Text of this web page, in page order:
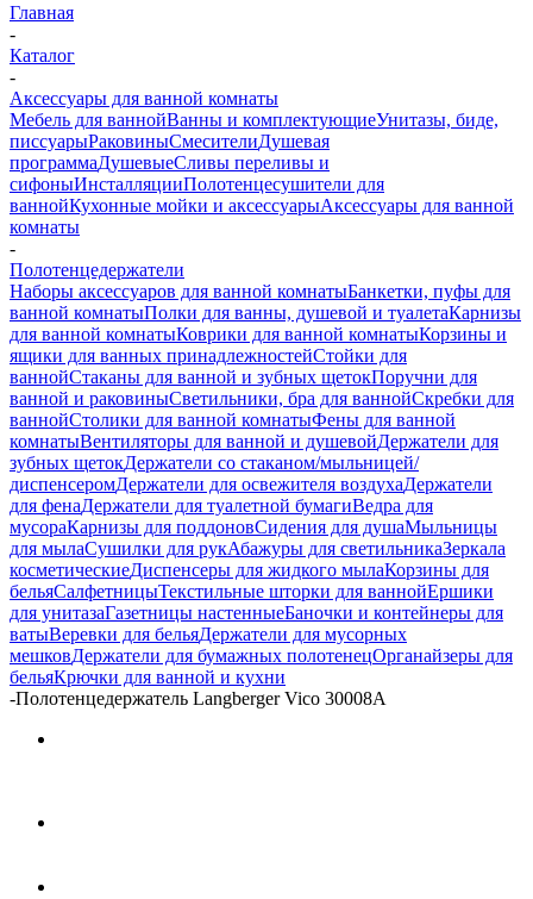
Главная
-
Каталог
-
Аксессуары для ванной комнаты
Мебель для ваннойВанны и комплектующиеУнитазы, биде,
писсуарыРаковиныСмесителиДушевая
программаДушевыеСливы переливы и
сифоныИнсталляцииПолотенцесушители для
ваннойКухонные мойки и аксессуарыАксессуары для ванной
комнаты
-
Полотенцедержатели
Наборы аксессуаров для ванной комнатыБанкетки, пуфы для
ванной комнатыПолки для ванны, душевой и туалетаКарнизы
для ванной комнатыКоврики для ванной комнатыКорзины и
ящики для ванных принадлежностейСтойки для
ваннойСтаканы для ванной и зубных щетокПоручни для
ванной и раковиныСветильники, бра для ваннойСкребки для
ваннойСтолики для ванной комнатыФены для ванной
комнатыВентиляторы для ванной и душевойДержатели для
зубных щетокДержатели со стаканом/мыльницей/
диспенсеромДержатели для освежителя воздухаДержатели
для фенаДержатели для туалетной бумагиВедра для
мусораКарнизы для поддоновСидения для душаМыльницы
для мылаСушилки для рукАбажуры для светильникаЗеркала
косметическиеДиспенсеры для жидкого мылаКорзины для
бельяСалфетницыТекстильные шторки для ваннойЕршики
для унитазаГазетницы настенныеБаночки и контейнеры для
ватыВеревки для бельяДержатели для мусорных
мешковДержатели для бумажных полотенецОрганайзеры для
бельяКрючки для ванной и кухни
-Полотенцедержатель Langberger Vico 30008A